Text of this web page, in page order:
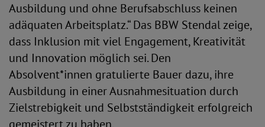
Ausbildung und ohne Berufsabschluss keinen
adäquaten Arbeitsplatz.“ Das BBW Stendal zeige,
dass Inklusion mit viel Engagement, Kreativität
und Innovation möglich sei. Den
Absolvent*innen gratulierte Bauer dazu, ihre
Ausbildung in einer Ausnahmesituation durch
Zielstrebigkeit und Selbstständigkeit erfolgreich